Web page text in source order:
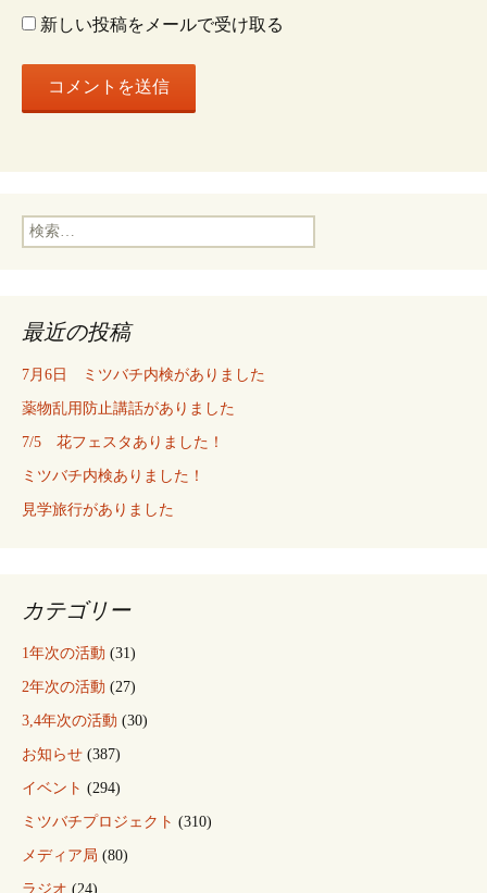
新しい投稿をメールで受け取る
検
索:
最近の投稿
7月6日 ミツバチ内検がありました
薬物乱用防止講話がありました
7/5 花フェスタありました！
ミツバチ内検ありました！
見学旅行がありました
カテゴリー
1年次の活動 (31)
2年次の活動 (27)
3,4年次の活動 (30)
お知らせ (387)
イベント (294)
ミツバチプロジェクト (310)
メディア局 (80)
ラジオ (24)